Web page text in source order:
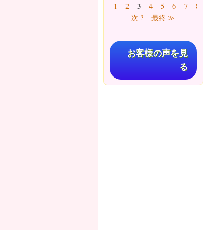
1
2 3 4 5 6 7 8
次 ?
最終 ≫
お客様の声を見
る